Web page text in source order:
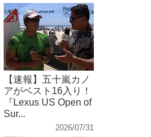
【速報】五十嵐カノ
アがベスト16入り！
『Lexus US Open of
Sur...
2026/07/31